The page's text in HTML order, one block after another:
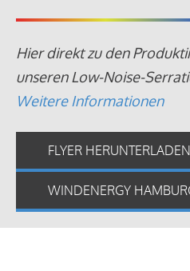
Hier direkt zu den
unseren Low-Noise-
Weitere Informationen
FLYER HERUNTERLADEN
WINDENERGY